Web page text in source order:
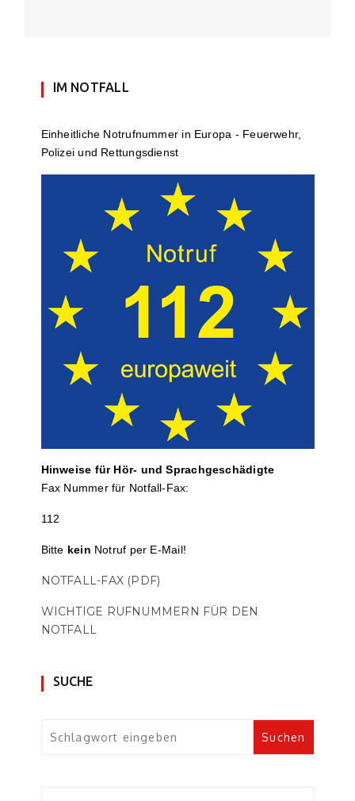
IM NOTFALL
Einheit­li­che Notruf­num­mer in Europa - Feuerwehr,
Polizei und Rettungs­dienst
Hinweise für Hör- und Sprach­ge­schä­digte
Fax Nummer für Notfall-Fax:
112
Bitte kein Notruf per E-Mail!
NOTFALL-FAX (PDF)
WICHTIGE RUFNUMMERN FÜR DEN
NOTFALL
SUCHE